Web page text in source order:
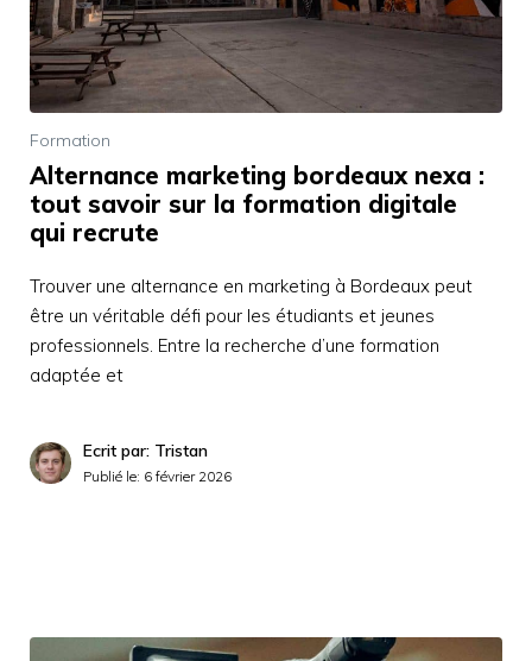
Formation
Alternance marketing bordeaux nexa :
tout savoir sur la formation digitale
qui recrute
Trouver une alternance en marketing à Bordeaux peut
être un véritable défi pour les étudiants et jeunes
professionnels. Entre la recherche d’une formation
adaptée et
Ecrit par: Tristan
Publié le: 6 février 2026